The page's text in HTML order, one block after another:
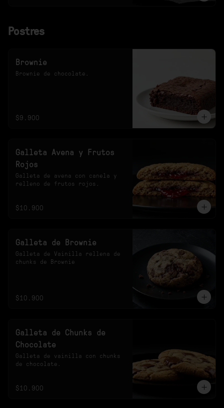
Postres
Brownie
Brownie de chocolate.
$9.900
Galleta Avena y Frutos
Rojos
Galleta de avena con canela y
relleno de frutos rojos.
$10.900
Galleta de Brownie
Galleta de Vainilla rellena de
chunks de Brownie
$10.900
Galleta de Chunks de
Chocolate
Galleta de vainilla con chunks
de chocolate.
$10.900